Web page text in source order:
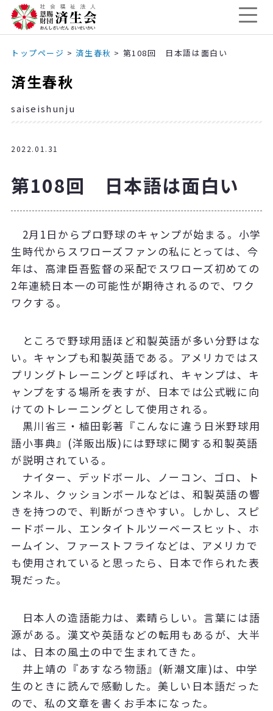
トップページ > 済生春秋 > 第108回 日本語は面白い
済生春秋
saiseishunju
2022.01.31
第108回 日本語は面白い
2月1日からプロ野球のキャンプが始まる。小学
生時代からスワローズファンの私にとっては、今
年は、高津臣吾監督の采配でスワローズ初めての
2年連続日本一の可能性が期待されるので、ワク
ワクする。
ところで野球用語ほど和製英語が多い分野はな
い。キャンプも和製英語である。アメリカではス
プリングトレーニングと呼ばれ、キャンプは、キ
ャンプをする場所を表すが、日本では公式戦に向
けてのトレーニングとして使用される。
黒川省三・植田彰著『こんなに違う日米野球用
語小事典』(洋販出版)には野球に関する和製英語
が説明されている。
ナイター、デッドボール、ノーコン、ゴロ、ト
ンネル、クッションボールなどは、和製英語の響
きを持つので、判断がつきやすい。しかし、スピ
ードボール、エンタイトルツーベースヒット、ホ
ームイン、ファーストフライなどは、アメリカで
も使用されていると思ったら、日本で作られた表
現だった。
日本人の造語能力は、素晴らしい。言葉には語
源がある。漢文や英語などの転用もあるが、大半
は、日本の風土の中で生まれてきた。
井上靖の『あすなろ物語』(新潮文庫)は、中学
生のときに読んで感動した。美しい日本語だった
ので、私の文章を書くお手本になった。